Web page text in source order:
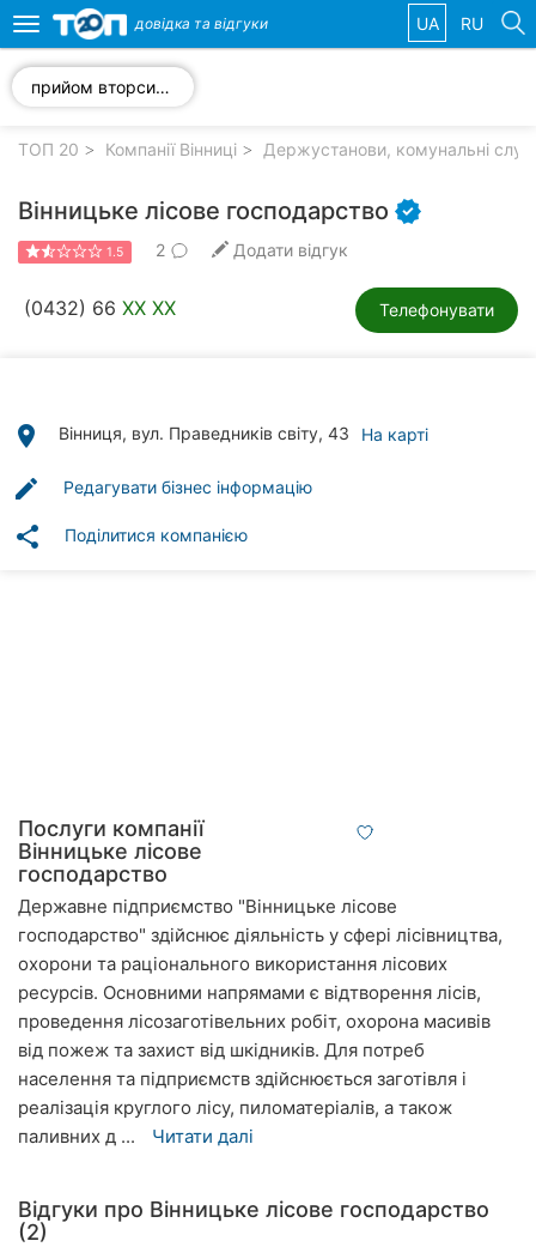
компанії
клініки
Автошколи
Всі
міста:
Вінниця
Житомир
Тернопіль
Хмельницький
Рівне
Одеса
Кропивницький
Toggle
navigation
довідка та відгуки UA RU
прийом вторсировини
ТОП 20 Компанії Вінниці Держустанови, комунальні
Вінницьке лісове господарство
1.5 2 Додати відгук
(0432) 66 XX XX Телефонувати
place Вінниця, вул. Праведників світу, 43 На карті
edit Редагувати бізнес інформацію
share Поділитися компанією
Послуги компанії
Вінницьке лісове
господарство
Державне підприємство "Вінницьке лісове
господарство" здійснює діяльність у сфері лісівництва,
охорони та раціонального використання лісових
ресурсів. Основними напрямами є відтворення лісів,
проведення лісозаготівельних робіт, охорона масивів
від пожеж та захист від шкідників. Для потреб
населення та підприємств здійснюється заготівля і
реалізація круглого лісу, пиломатеріалів, а також
паливних д ...
Читати далі
Відгуки про Вінницьке лісове господарство
(2)